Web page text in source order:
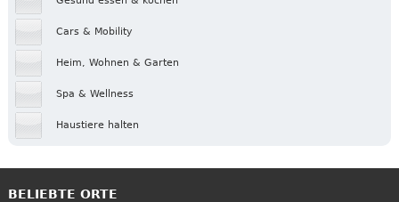
Cars & Mobility
Heim, Wohnen & Garten
Spa & Wellness
Haustiere halten
BELIEBTE ORTE